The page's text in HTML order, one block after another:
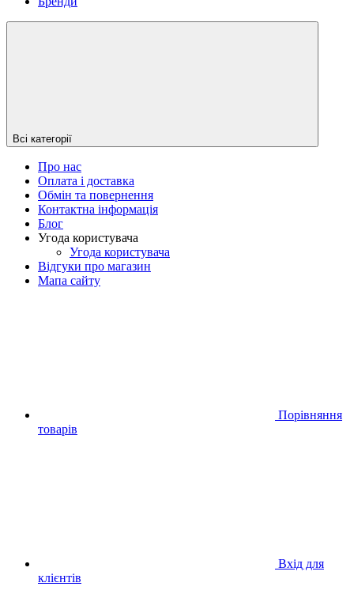
Всі категорії
Про нас
Оплата і доставка
Обмін та повернення
Контактна інформація
Блог
Угода користувача
Угода користувача
Відгуки про магазин
Мапа сайту
Порівняння
товарів
Вхід для
клієнтів